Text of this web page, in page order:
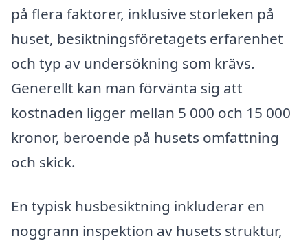
på flera faktorer, inklusive storleken på
huset, besiktningsföretagets erfarenhet
och typ av undersökning som krävs.
Generellt kan man förvänta sig att
kostnaden ligger mellan 5 000 och 15 000
kronor, beroende på husets omfattning
och skick.
En typisk husbesiktning inkluderar en
noggrann inspektion av husets struktur,